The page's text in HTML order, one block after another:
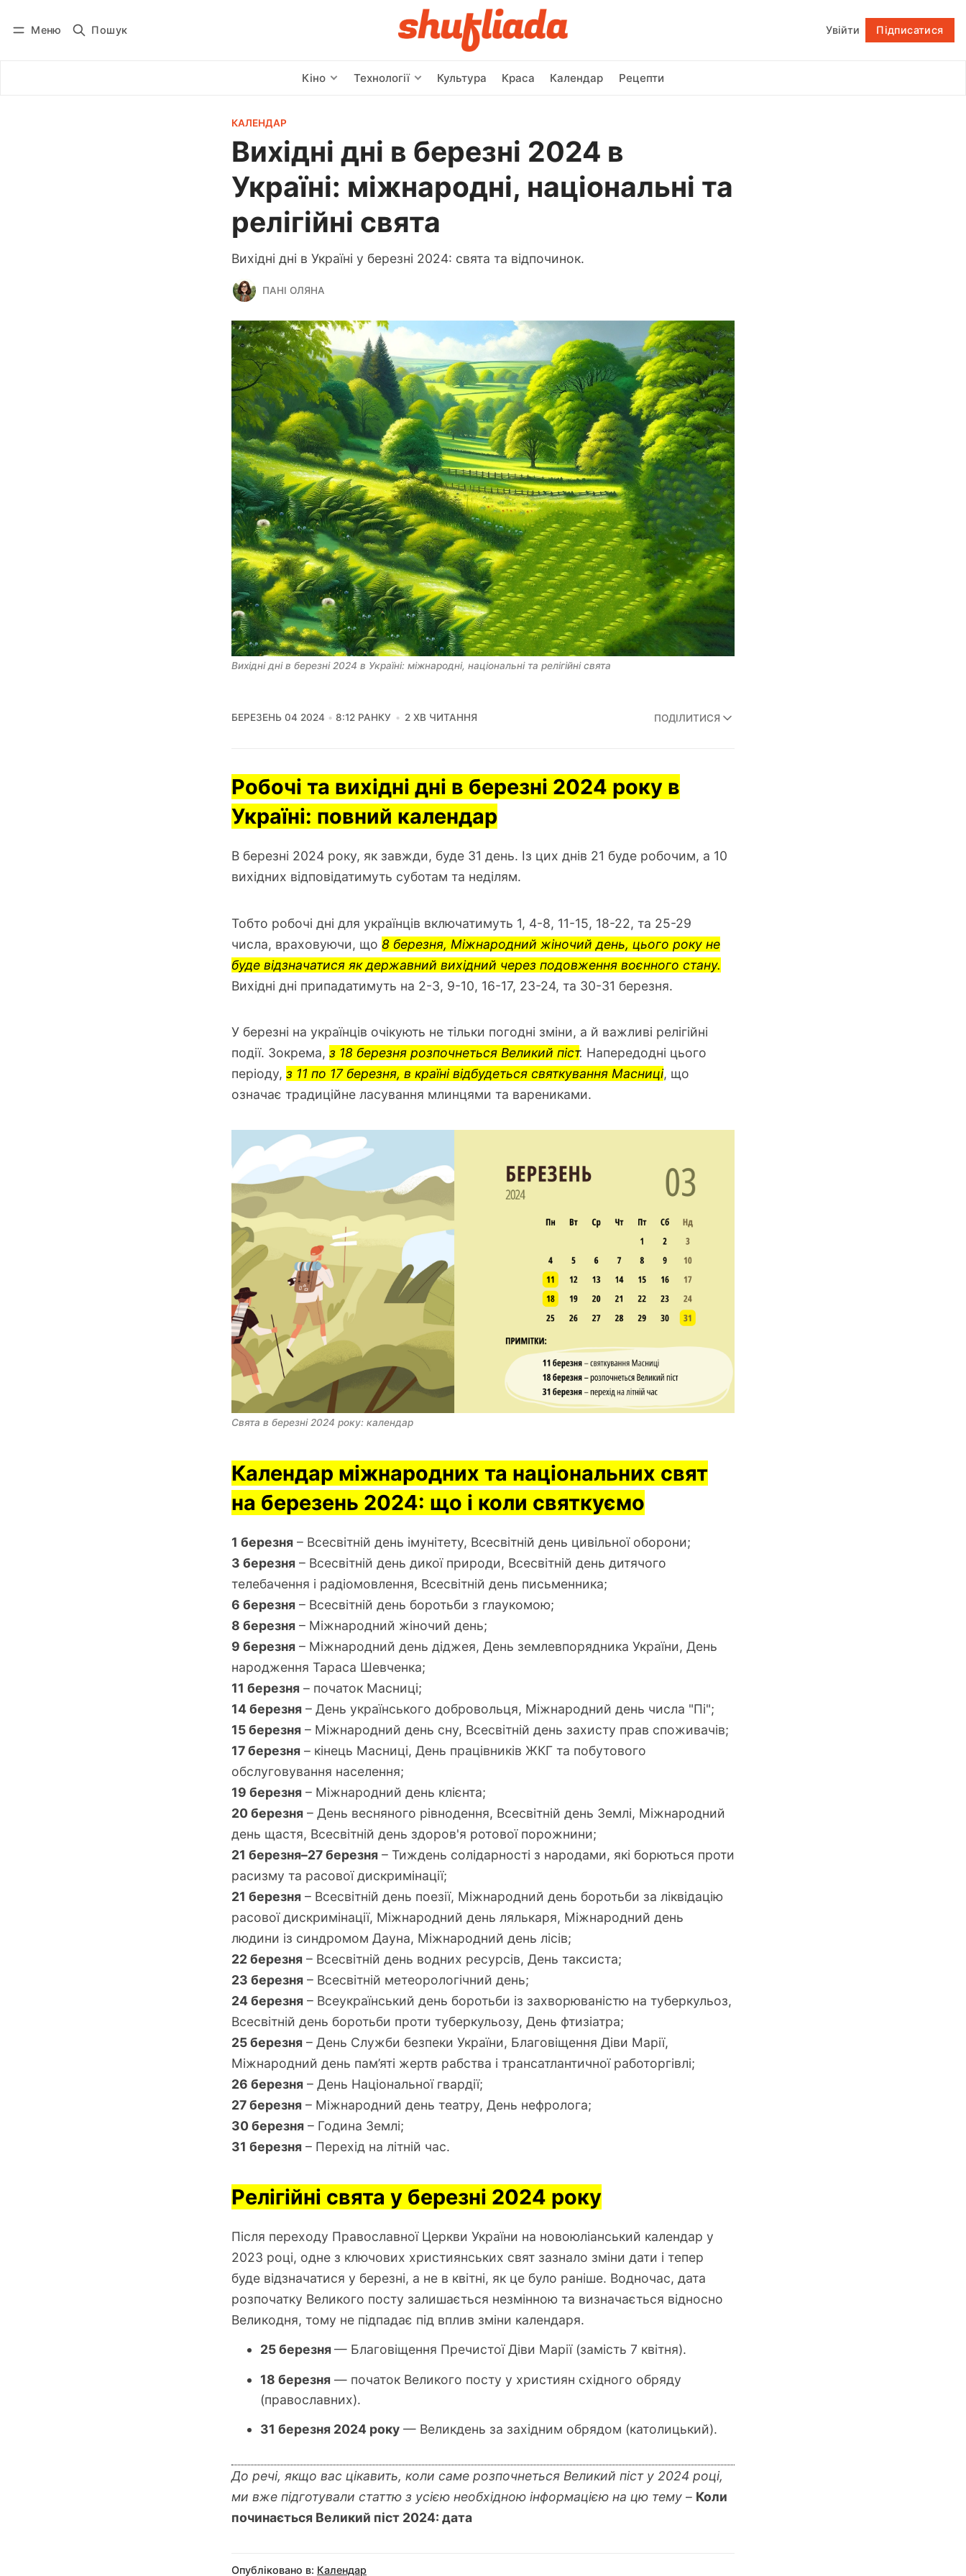
Меню Пошук Увійти Підписатися
Кіно Технології Культура Краса Календар Рецепти
Підписатися
КАЛЕНДАР
Вихідні дні в березні 2024 в
Україні: міжнародні, національні та
релігійні свята
Вихідні дні в Україні у березні 2024: свята та відпочинок.
ПАНІ ОЛЯНА
Вихідні дні в березні 2024 в Україні: міжнародні, національні та релігійні свята
БЕРЕЗЕНЬ 04 2024 8:12 РАНКУ 2 ХВ ЧИТАННЯ ПОДІЛИТИСЯ
Робочі та вихідні дні в березні 2024 року в
Україні: повний календар
В березні 2024 року, як завжди, буде 31 день. Із цих днів 21 буде робочим, а 10
вихідних відповідатимуть суботам та неділям.
Тобто робочі дні для українців включатимуть 1, 4-8, 11-15, 18-22, та 25-29
числа, враховуючи, що 8 березня, Міжнародний жіночий день, цього року не
буде відзначатися як державний вихідний через подовження воєнного стану.
Вихідні дні припадатимуть на 2-3, 9-10, 16-17, 23-24, та 30-31 березня.
У березні на українців очікують не тільки погодні зміни, а й важливі релігійні
події. Зокрема, з 18 березня розпочнеться Великий піст. Напередодні цього
періоду, з 11 по 17 березня, в країні відбудеться святкування Масниці, що
означає традиційне ласування млинцями та варениками.
Свята в березні 2024 року: календар
Календар міжнародних та національних свят
на березень 2024: що і коли святкуємо
1 березня – Всесвітній день імунітету, Всесвітній день цивільної оборони;
3 березня – Всесвітній день дикої природи, Всесвітній день дитячого
телебачення і радіомовлення, Всесвітній день письменника;
6 березня – Всесвітній день боротьби з глаукомою;
8 березня – Міжнародний жіночий день;
9 березня – Міжнародний день діджея, День землевпорядника України, День
народження Тараса Шевченка;
11 березня – початок Масниці;
14 березня – День українського добровольця, Міжнародний день числа "Пі";
15 березня – Міжнародний день сну, Всесвітній день захисту прав споживачів;
17 березня – кінець Масниці, День працівників ЖКГ та побутового
обслуговування населення;
19 березня – Міжнародний день клієнта;
20 березня – День весняного рівнодення, Всесвітній день Землі, Міжнародний
день щастя, Всесвітній день здоров'я ротової порожнини;
21 березня–27 березня – Тиждень солідарності з народами, які борються проти
расизму та расової дискримінації;
21 березня – Всесвітній день поезії, Міжнародний день боротьби за ліквідацію
расової дискримінації, Міжнародний день лялькаря, Міжнародний день
людини із синдромом Дауна, Міжнародний день лісів;
22 березня – Всесвітній день водних ресурсів, День таксиста;
23 березня – Всесвітній метеорологічний день;
24 березня – Всеукраїнський день боротьби із захворюваністю на туберкульоз,
Всесвітній день боротьби проти туберкульозу, День фтизіатра;
25 березня – День Служби безпеки України, Благовіщення Діви Марії,
Міжнародний день пам’яті жертв рабства і трансатлантичної работоргівлі;
26 березня – День Національної гвардії;
27 березня – Міжнародний день театру, День нефролога;
30 березня – Година Землі;
31 березня – Перехід на літній час.
Релігійні свята у березні 2024 року
Після переходу Православної Церкви України на новоюліанський календар у
2023 році, одне з ключових християнських свят зазнало зміни дати і тепер
буде відзначатися у березні, а не в квітні, як це було раніше. Водночас, дата
розпочатку Великого посту залишається незмінною та визначається відносно
Великодня, тому не підпадає під вплив зміни календаря.
25 березня— Благовіщення Пречистої Діви Марії (замість 7 квітня).
18 березня — початок Великого посту у християн східного обряду
(православних).
31 березня 2024 року — Великдень за західним обрядом (католицький).
До речі, якщо вас цікавить, коли саме розпочнеться Великий піст у 2024 році,
ми вже підготували статтю з усією необхідною інформацією на цю тему – Коли
починається Великий піст 2024: дата
Опубліковано в: Календар